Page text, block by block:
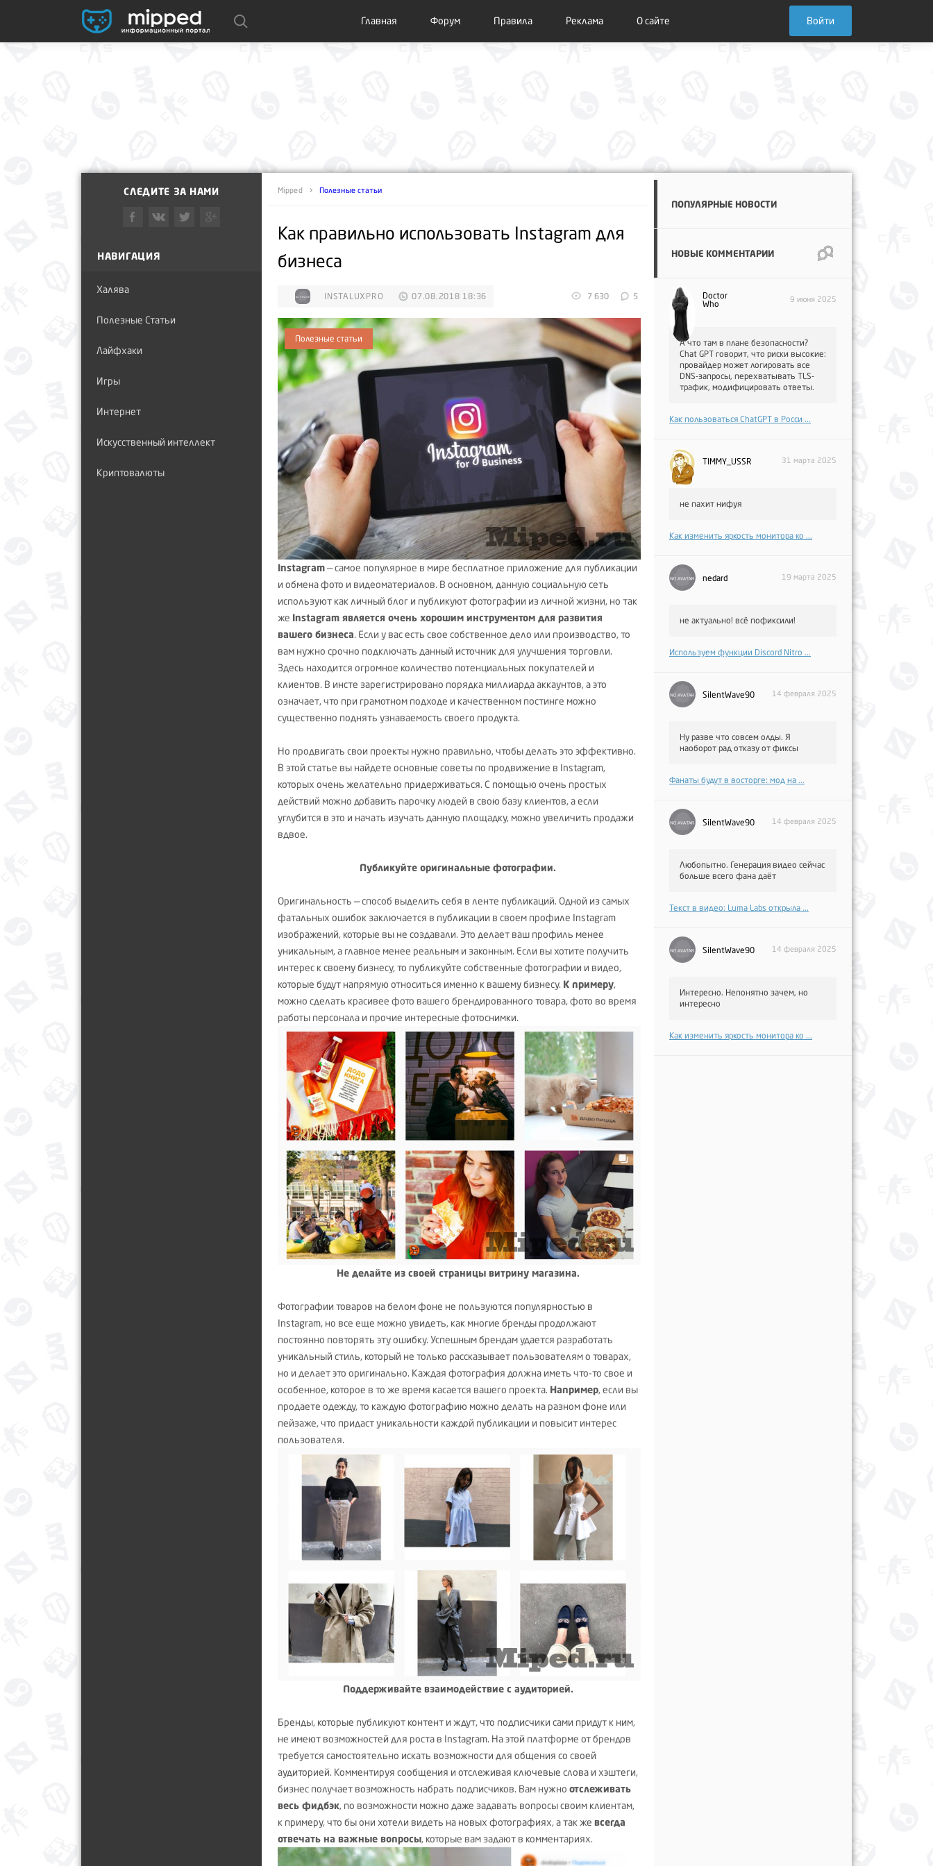
Главная Форум Правила Реклама О сайте Войти
СЛЕДИТЕ ЗА НАМИ
НАВИГАЦИЯ
Халява
Полезные Статьи
Лайфхаки
Игры
Интернет
Искусственный интеллект
Криптовалюты
Mipped Полезные статьи
Как правильно использовать Instagram для
бизнеса
INSTALUXPRO 07.08.2018 18:36 7 630 5
Полезные статьи
Instagram— самое популярное в мире бесплатное приложение для публикации
и обмена фото и видеоматериалов. В основном, данную социальную сеть
используют как личный блог и публикуют фотографии из личной жизни, но так
же Instagram является очень хорошим инструментом для развития
вашего бизнеса. Если у вас есть свое собственное дело или производство, то
вам нужно срочно подключать данный источник для улучшения торговли.
Здесь находится огромное количество потенциальных покупателей и
клиентов. В инсте зарегистрировано порядка миллиарда аккаунтов, а это
означает, что при грамотном подходе и качественном постинге можно
существенно поднять узнаваемость своего продукта.
Но продвигать свои проекты нужно правильно, чтобы делать это эффективно.
В этой статье вы найдете основные советы по продвижение в Instagram,
которых очень желательно придерживаться. С помощью очень простых
действий можно добавить парочку людей в свою базу клиентов, а если
углубится в это и начать изучать данную площадку, можно увеличить продажи
вдвое.
Публикуйте оригинальные фотографии.
Оригинальность — способ выделить себя в ленте публикаций. Одной из самых
фатальных ошибок заключается в публикации в своем профиле Instagram
изображений, которые вы не создавали. Это делает ваш профиль менее
уникальным, а главное менее реальным и законным. Если вы хотите получить
интерес к своему бизнесу, то публикуйте собственные фотографии и видео,
которые будут напрямую относиться именно к вашему бизнесу. К примеру,
можно сделать красивее фото вашего брендированного товара, фото во время
работы персонала и прочие интересные фотоснимки.
Не делайте из своей страницы витрину магазина.
Фотографии товаров на белом фоне не пользуются популярностью в
Instagram, но все еще можно увидеть, как многие бренды продолжают
постоянно повторять эту ошибку. Успешным брендам удается разработать
уникальный стиль, который не только рассказывает пользователям о товарах,
но и делает это оригинально. Каждая фотография должна иметь что-то свое и
особенное, которое в то же время касается вашего проекта. Например, если вы
продаете одежду, то каждую фотографию можно делать на разном фоне или
пейзаже, что придаст уникальности каждой публикации и повысит интерес
пользователя.
Поддерживайте взаимодействие с аудиторией.
Бренды, которые публикуют контент и ждут, что подписчики сами придут к ним,
не имеют возможностей для роста в Instagram. На этой платформе от брендов
требуется самостоятельно искать возможности для общения со своей
аудиторией. Комментируя сообщения и отслеживая ключевые слова и хэштеги,
бизнес получает возможность набрать подписчиков. Вам нужно отслеживать
весь фидбэк, по возможности можно даже задавать вопросы своим клиентам,
к примеру, что бы они хотели видеть на новых фотографиях, а так же всегда
отвечать на важные вопросы, которые вам задают в комментариях.
ПОПУЛЯРНЫЕ НОВОСТИ
НОВЫЕ КОММЕНТАРИИ
Doctor
Who
9 июня 2025
А что там в плане безопасности?
Chat GPT говорит, что риски высокие:
провайдер может логировать все
DNS-запросы, перехватывать TLS-
трафик, модифицировать ответы.
Как пользоваться ChatGPT в Росси ...
TIMMY_USSR 31 марта 2025
не пахит нифуя
Как изменить яркость монитора ко ...
nedard 19 марта 2025
не актуально! всё пофиксили!
Используем функции Discord Nitro ...
SilentWave90 14 февраля 2025
Ну разве что совсем олды. Я
наоборот рад отказу от фиксы
Фанаты будут в восторге: мод на ...
SilentWave90 14 февраля 2025
Любопытно. Генерация видео сейчас
больше всего фана даёт
Текст в видео: Luma Labs открыла ...
SilentWave90 14 февраля 2025
Интересно. Непонятно зачем, но
интересно
Как изменить яркость монитора ко ...